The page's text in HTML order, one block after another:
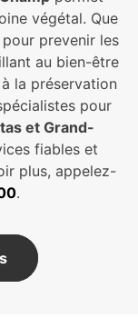
végétal. Que
prevenir les
au bien-être
la préservation
pour
et Grand-
fiables et
plus, appelez-
.